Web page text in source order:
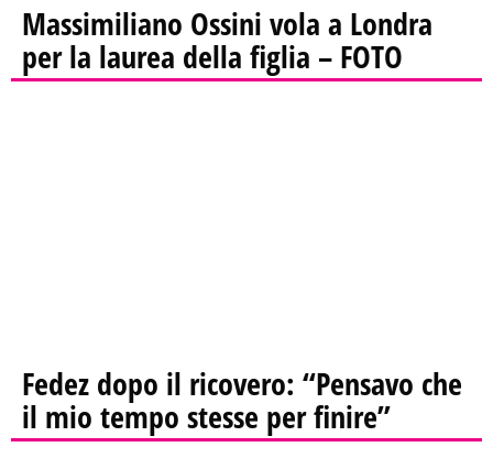
Massimiliano Ossini vola a Londra
per la laurea della figlia – FOTO
Fedez dopo il ricovero: “Pensavo che
il mio tempo stesse per finire”